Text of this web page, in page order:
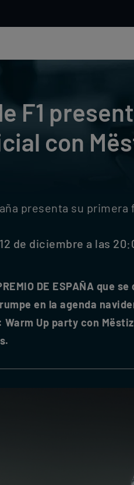
F1
con
su primera fiesta oficial con
de diciembre a las
DE ESPAÑA que
en la agenda
Up party con